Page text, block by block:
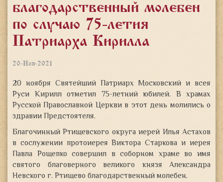
благодарственный молебен
по случаю 75-летия
Патриарха Кирилла
20-Ноя-2021
20 ноября Святейший Патриарх Московский и всея
Руси Кирилл отметил 75-летний юбилей. В храмах
Русской Православной Церкви в этот день молились о
здравии Предстоятеля.
Благочинный Ртищевского округаиерей Илья Астахов
в сослужении протоиерея Виктора Старкова и иерея
Павла Рощепко совершил в соборном храме во имя
святого благоверного великого князя Александра
Невского г. Ртищево благодарственный молебен.